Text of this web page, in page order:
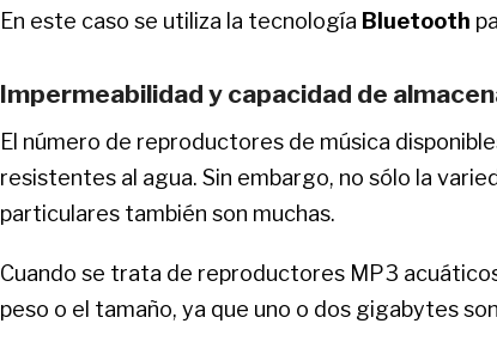
En este caso se utiliza la tecnología Bluetooth
Impermeabilidad y capacidad de
El número de reproductores de música
resistentes al agua. Sin embargo, no sólo la
particulares también son muchas.
Cuando se trata de reproductores MP3
peso o el tamaño, ya que uno o dos gigabytes